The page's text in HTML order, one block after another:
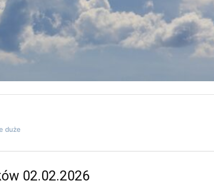
duże
02.02.2026